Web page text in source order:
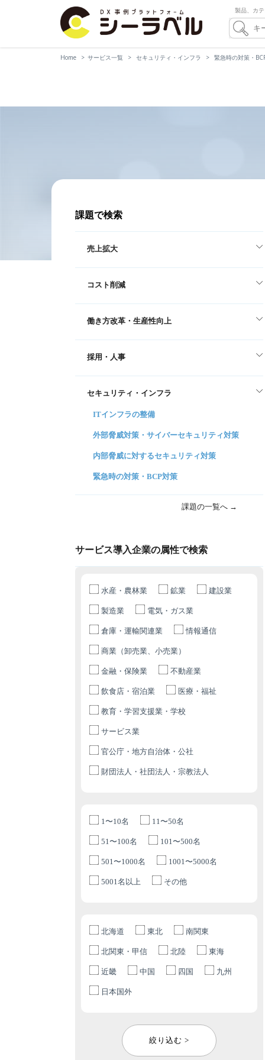
製品、カ
Home サービス一覧 セキュリティ・インフラ 緊急時の対策・
課題で検索
売上拡大
コスト削減
働き方改革・生産性向上
採用・人事
セキュリティ・インフラ
ITインフラの整備
外部脅威対策・サイバーセキュリティ対策
内部脅威に対するセキュリティ対策
緊急時の対策・BCP対策
課題の一覧へ →
サービス導入企業の属性で検索
水産・農林業 鉱業 建設業
製造業 電気・ガス業
倉庫・運輸関連業 情報通信
商業（卸売業、小売業）
金融・保険業 不動産業
飲食店・宿泊業 医療・福祉
教育・学習支援業・学校
サービス業
官公庁・地方自治体・公社
財団法人・社団法人・宗教法人
1〜10名 11〜50名
51〜100名 101〜500名
501〜1000名 1001〜5000名
5001名以上 その他
北海道 東北 南関東
北関東・甲信 北陸 東海
近畿 中国 四国 九州
日本国外
絞り込む >